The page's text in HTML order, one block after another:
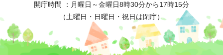
開庁時間 ： 月曜日～金曜日8時30分から17時15分
（土曜日・日曜日・祝日は閉庁）